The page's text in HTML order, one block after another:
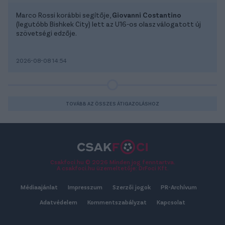
Marco Rossi korábbi segítője, Giovanni Costantino
(legutóbb Bishkek City) lett az U16-os olasz válogatott új
szövetségi edzője.
2026-08-08 14:54
TOVÁBB AZ ÖSSZES ÁTIGAZOLÁSHOZ
Csakfoci.hu © 2026 Minden jog fenntartva.
A csakfoci.hu üzemeltetője: DrFoci Kft.
Médiaajánlat Impresszum Szerzői jogok PR-Archívum
Adatvédelem Kommentszabályzat Kapcsolat